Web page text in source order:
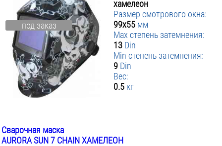
под заказ
хамелеон
Размер смотрового окна:
99х55 мм
Max степень затемнения:
13 Din
Min степень затемнения:
9 Din
Вес:
0.5 кг
Сварочная маска
AURORA SUN 7 CHAIN ХАМЕЛЕОН